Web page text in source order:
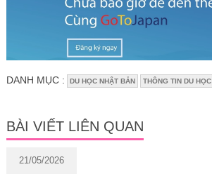
DANH MỤC : DU HỌC NHẬT BẢN THÔNG TIN DU HỌC
BÀI VIẾT LIÊN QUAN
21/05/2026